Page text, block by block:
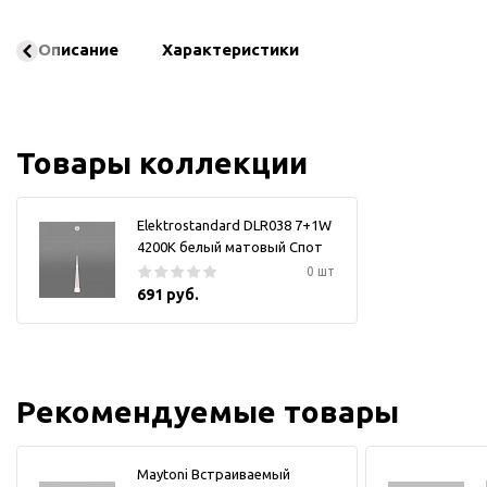
Описание Характеристики
Товары коллекции
Elektrostandard DLR038 7+1W
4200K белый матовый Спот
0 шт
691 руб.
Рекомендуемые товары
Maytoni Встраиваемый